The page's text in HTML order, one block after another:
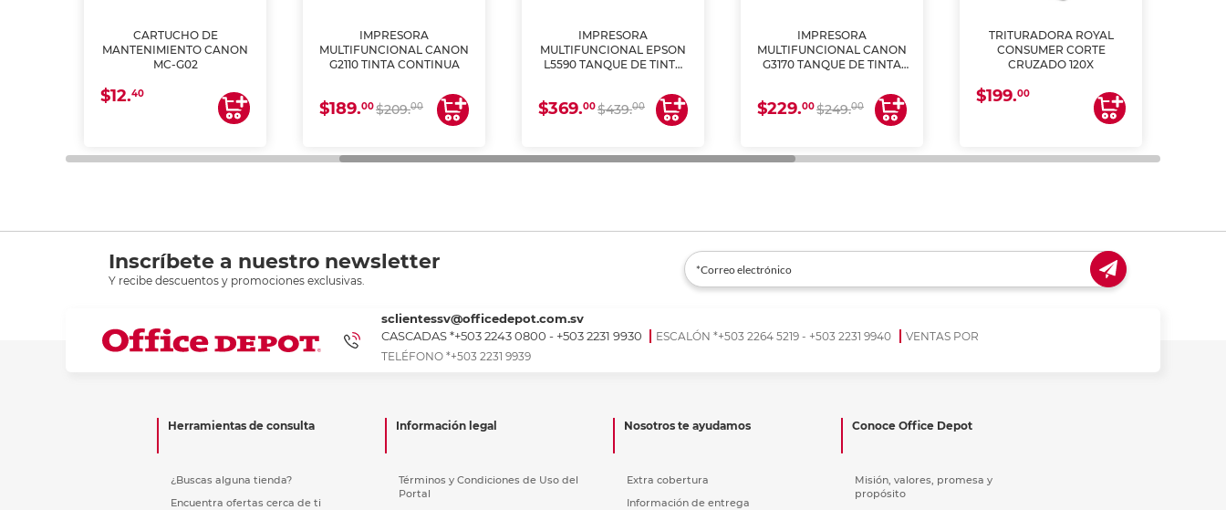
CARTUCHO DE
MANTENIMIENTO CANON
MC-G02
$12.40
IMPRESORA
MULTIFUNCIONAL CANON
G2110 TINTA CONTINUA
$189.00$209.00
IMPRESORA
MULTIFUNCIONAL EPSON
L5590 TANQUE DE TINTA
$369.00$439.00
IMPRESORA
MULTIFUNCIONAL CANON
G3170 TANQUE DE TINTA
$229.00$249.00
TRITURADORA ROYAL
CONSUMER CORTE
CRUZADO 120X
$199.00
Inscríbete a nuestro newsletter
Y recibe descuentos y promociones exclusivas.
sclientessv@officedepot.com.sv
CASCADAS *+503 2243 0800 - +503 2231 9930
ESCALÓN *+503 2264 5219 - +503 2231 9940
VENTAS POR
TELÉFONO *+503 2231 9939
Herramientas de consulta
¿Buscas alguna tienda?
Encuentra ofertas cerca de ti
Información legal
Términos y Condiciones de Uso del
Portal
Nosotros te ayudamos
Extra cobertura
Información de entrega
Conoce Office Depot
Misión, valores, promesa y
propósito